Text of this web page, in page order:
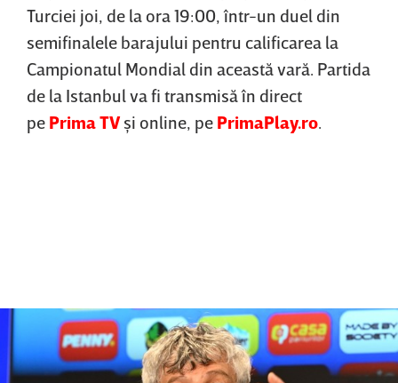
Turciei joi, de la ora 19:00, într-un duel din
semifinalele barajului pentru calificarea la
Campionatul Mondial din această vară. Partida
de la Istanbul va fi transmisă în direct
pe Prima TVşi online, pe PrimaPlay.ro.